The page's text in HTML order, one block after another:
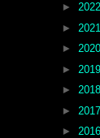
► 2022
► 2021
► 2020
► 2019
► 2018
► 2017
► 2016